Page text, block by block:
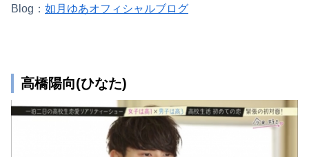
Blog： 如月ゆあオフィシャルブログ
高橋陽向(ひなた)